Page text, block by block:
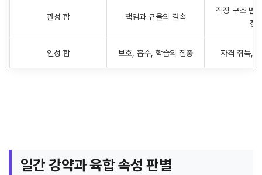
관성 합 책임과 규율의 결속
직장 구조 변
정
인성 합 보호, 흡수, 학습의 집중 자격 취득,
일간 강약과 육합 속성 판별